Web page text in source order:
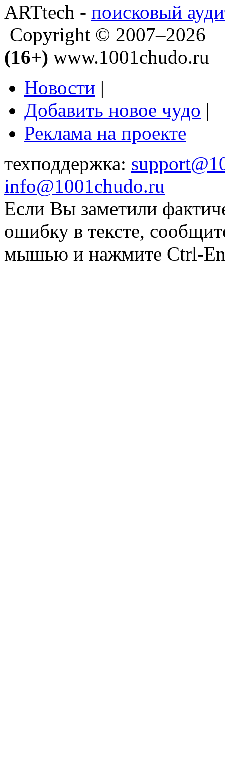
ARTtech - поисковый
Copyright © 2007–2026
(16+) www.1001chudo.ru
Новости |
Добавить новое чудо |
Реклама на проекте
техподдержка:
info@1001chudo.ru
Если Вы заметили
ошибку в тексте,
мышью и нажмите Ctrl-